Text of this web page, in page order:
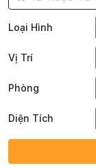
Loại Hình
Vị Trí
Phòng
Diện Tích